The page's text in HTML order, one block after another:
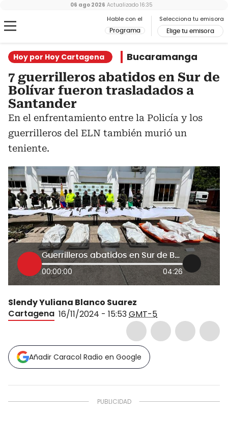
Hable con el
Programa
Selecciona tu emisora
Elige tu emisora
06 ago 2026 Actualizado 16:35
Hoy por Hoy Cartagena Bucaramanga
7 guerrilleros abatidos en Sur de
Bolívar fueron trasladados a
Santander
En el enfrentamiento entre la Policía y los
guerrilleros del ELN también murió un
teniente.
Guerrilleros abatidos en Sur de Bolívar fueron trasladados a Santander
00:00:00 04:26
Slendy Yuliana Blanco Suarez
Cartagena 16/11/2024 - 15:53GMT-5
Añadir Caracol Radio en Google